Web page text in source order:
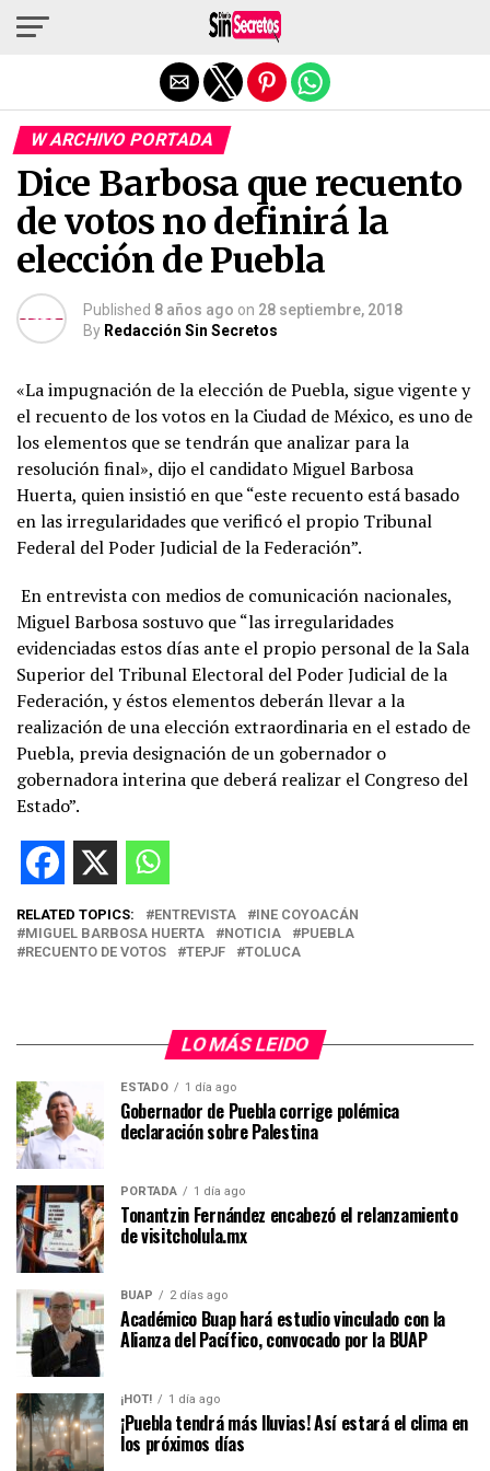
W ARCHIVO PORTADA
Dice Barbosa que recuento
de votos no definirá la
elección de Puebla
Published 8 años ago on 28 septiembre, 2018
By Redacción Sin Secretos
«La impugnación de la elección de Puebla, sigue vigente y
el recuento de los votos en la Ciudad de México, es uno de
los elementos que se tendrán que analizar para la
resolución final», dijo el candidato Miguel Barbosa
Huerta, quien insistió en que “este recuento está basado
en las irregularidades que verificó el propio Tribunal
Federal del Poder Judicial de la Federación”.
En entrevista con medios de comunicación nacionales,
Miguel Barbosa sostuvo que “las irregularidades
evidenciadas estos días ante el propio personal de la Sala
Superior del Tribunal Electoral del Poder Judicial de la
Federación, y éstos elementos deberán llevar a la
realización de una elección extraordinaria en el estado de
Puebla, previa designación de un gobernador o
gobernadora interina que deberá realizar el Congreso del
Estado”.
RELATED TOPICS: ENTREVISTA
INE COYOACÁN
MIGUEL BARBOSA HUERTA
NOTICIA
PUEBLA
RECUENTO DE VOTOS
TEPJF TOLUCA
LO MÁS LEIDO
ESTADO 1 día ago
Gobernador de Puebla corrige polémica
declaración sobre Palestina
PORTADA 1 día ago
Tonantzin Fernández encabezó el relanzamiento
de visitcholula.mx
BUAP 2 días ago
Académico Buap hará estudio vinculado con la
Alianza del Pacífico, convocado por la BUAP
¡HOT! 1 día ago
¡Puebla tendrá más lluvias! Así estará el clima en
los próximos días
Salir de la versión móvil